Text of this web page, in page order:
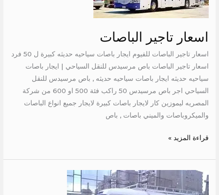
اسعار تاجير الباصات
اسعار تاجير الباصات للفيوم ايجار باصات سياحيه حديثه كبيرة ل 50 فرد
اسعار تاجير الباصات باص مرسيدس للنقل السياحي | ايجار باصات
سياحيه حديثه ايجار باصات سياحيه حديثه , باص مرسيدس للنقل
السياحي اجر باص مرسيدس 50 راكب فئة 500 او 600 من شركة
المصريه ليموزين كار لايجار باصات كبيرة لايجار جميع انواع الباصات
والميكروباصات والميني باصات , باص
قراءة المزيد »
استئجار
باصات